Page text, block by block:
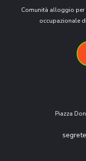
Comunità alloggio per
occupazionale
Piazza